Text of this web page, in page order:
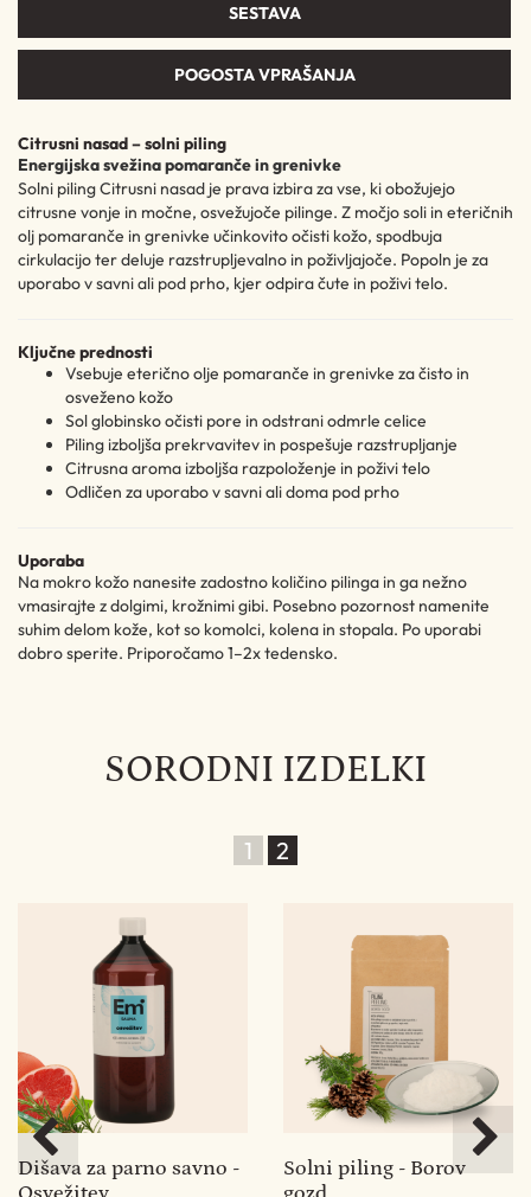
SESTAVA
POGOSTA VPRAŠANJA
Citrusni nasad – solni piling
Energijska svežina pomaranče in grenivke
Solni piling Citrusni nasad je prava izbira za vse, ki obožujejo
citrusne vonje in močne, osvežujoče pilinge. Z močjo soli in eteričnih
olj pomaranče in grenivke učinkovito očisti kožo, spodbuja
cirkulacijo ter deluje razstrupljevalno in poživljajoče. Popoln je za
uporabo v savni ali pod prho, kjer odpira čute in poživi telo.
Ključne prednosti
Vsebuje eterično olje pomaranče in grenivke za čisto in
osveženo kožo
Sol globinsko očisti pore in odstrani odmrle celice
Piling izboljša prekrvavitev in pospešuje razstrupljanje
Citrusna aroma izboljša razpoloženje in poživi telo
Odličen za uporabo v savni ali doma pod prho
Uporaba
Na mokro kožo nanesite zadostno količino pilinga in ga nežno
vmasirajte z dolgimi, krožnimi gibi. Posebno pozornost namenite
suhim delom kože, kot so komolci, kolena in stopala. Po uporabi
dobro sperite. Priporočamo 1–2x tedensko.
SORODNI IZDELKI
1 2
Dišava za parno savno -
Solni piling - Borov